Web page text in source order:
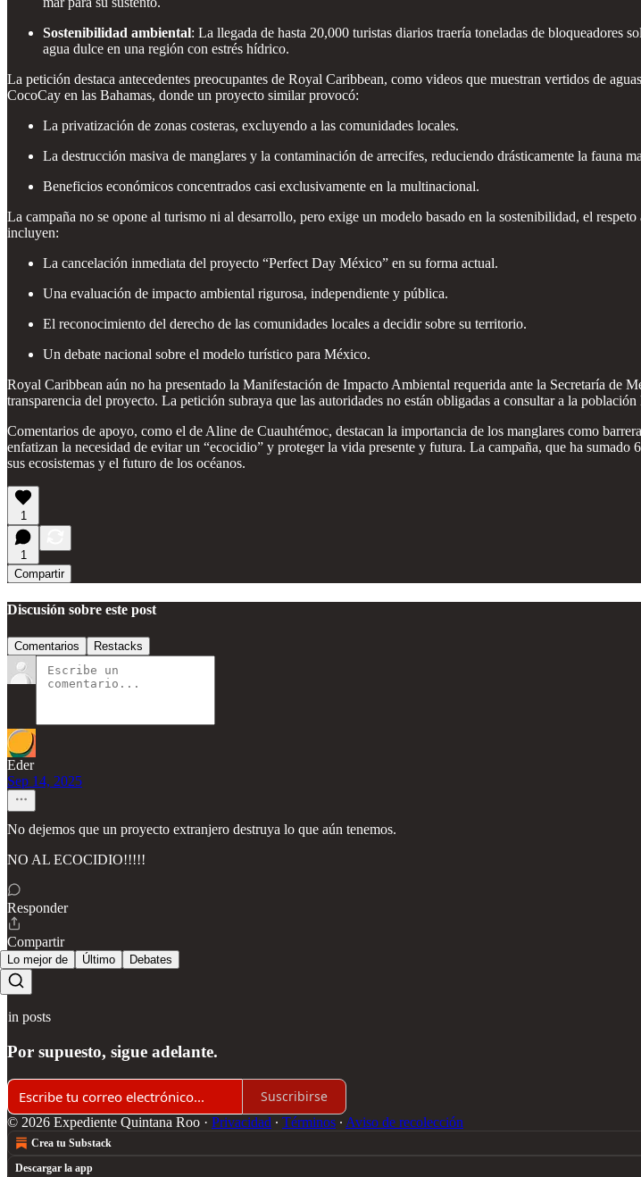
Sostenibilidad ambiental: La llegada de hasta 20,000 turistas diarios traería toneladas de bloqueadores
agua dulce en una región con estrés hídrico.
La petición destaca antecedentes preocupantes de Royal Caribbean, como videos que muestran vertidos de
CocoCay en las Bahamas, donde un proyecto similar provocó:
La privatización de zonas costeras, excluyendo a las comunidades locales.
La destrucción masiva de manglares y la contaminación de arrecifes, reduciendo drásticamente la fauna
Beneficios económicos concentrados casi exclusivamente en la multinacional.
La campaña no se opone al turismo ni al desarrollo, pero exige un modelo basado en la sostenibilidad, el
incluyen:
La cancelación inmediata del proyecto “Perfect Day México” en su forma actual.
Una evaluación de impacto ambiental rigurosa, independiente y pública.
El reconocimiento del derecho de las comunidades locales a decidir sobre su territorio.
Un debate nacional sobre el modelo turístico para México.
Royal Caribbean aún no ha presentado la Manifestación de Impacto Ambiental requerida ante la Secretaría de
transparencia del proyecto. La petición subraya que las autoridades no están obligadas a consultar a la
Comentarios de apoyo, como el de Aline de Cuauhtémoc, destacan la importancia de los manglares como
enfatizan la necesidad de evitar un “ecocidio” y proteger la vida presente y futura. La campaña, que ha
sus ecosistemas y el futuro de los océanos.
1
1
Compartir
Discusión sobre este post
Comentarios Restacks
Eder
Sep 14, 2025
No dejemos que un proyecto extranjero destruya lo que aún tenemos.
NO AL ECOCIDIO!!!!!
Responder
Compartir
Lo mejor de Último Debates
Sin posts
Por supuesto, sigue adelante.
Suscribirse
© 2026 Expediente Quintana Roo · Privacidad ∙ Términos ∙ Aviso de recolección
Crea tu Substack
Descargar la app